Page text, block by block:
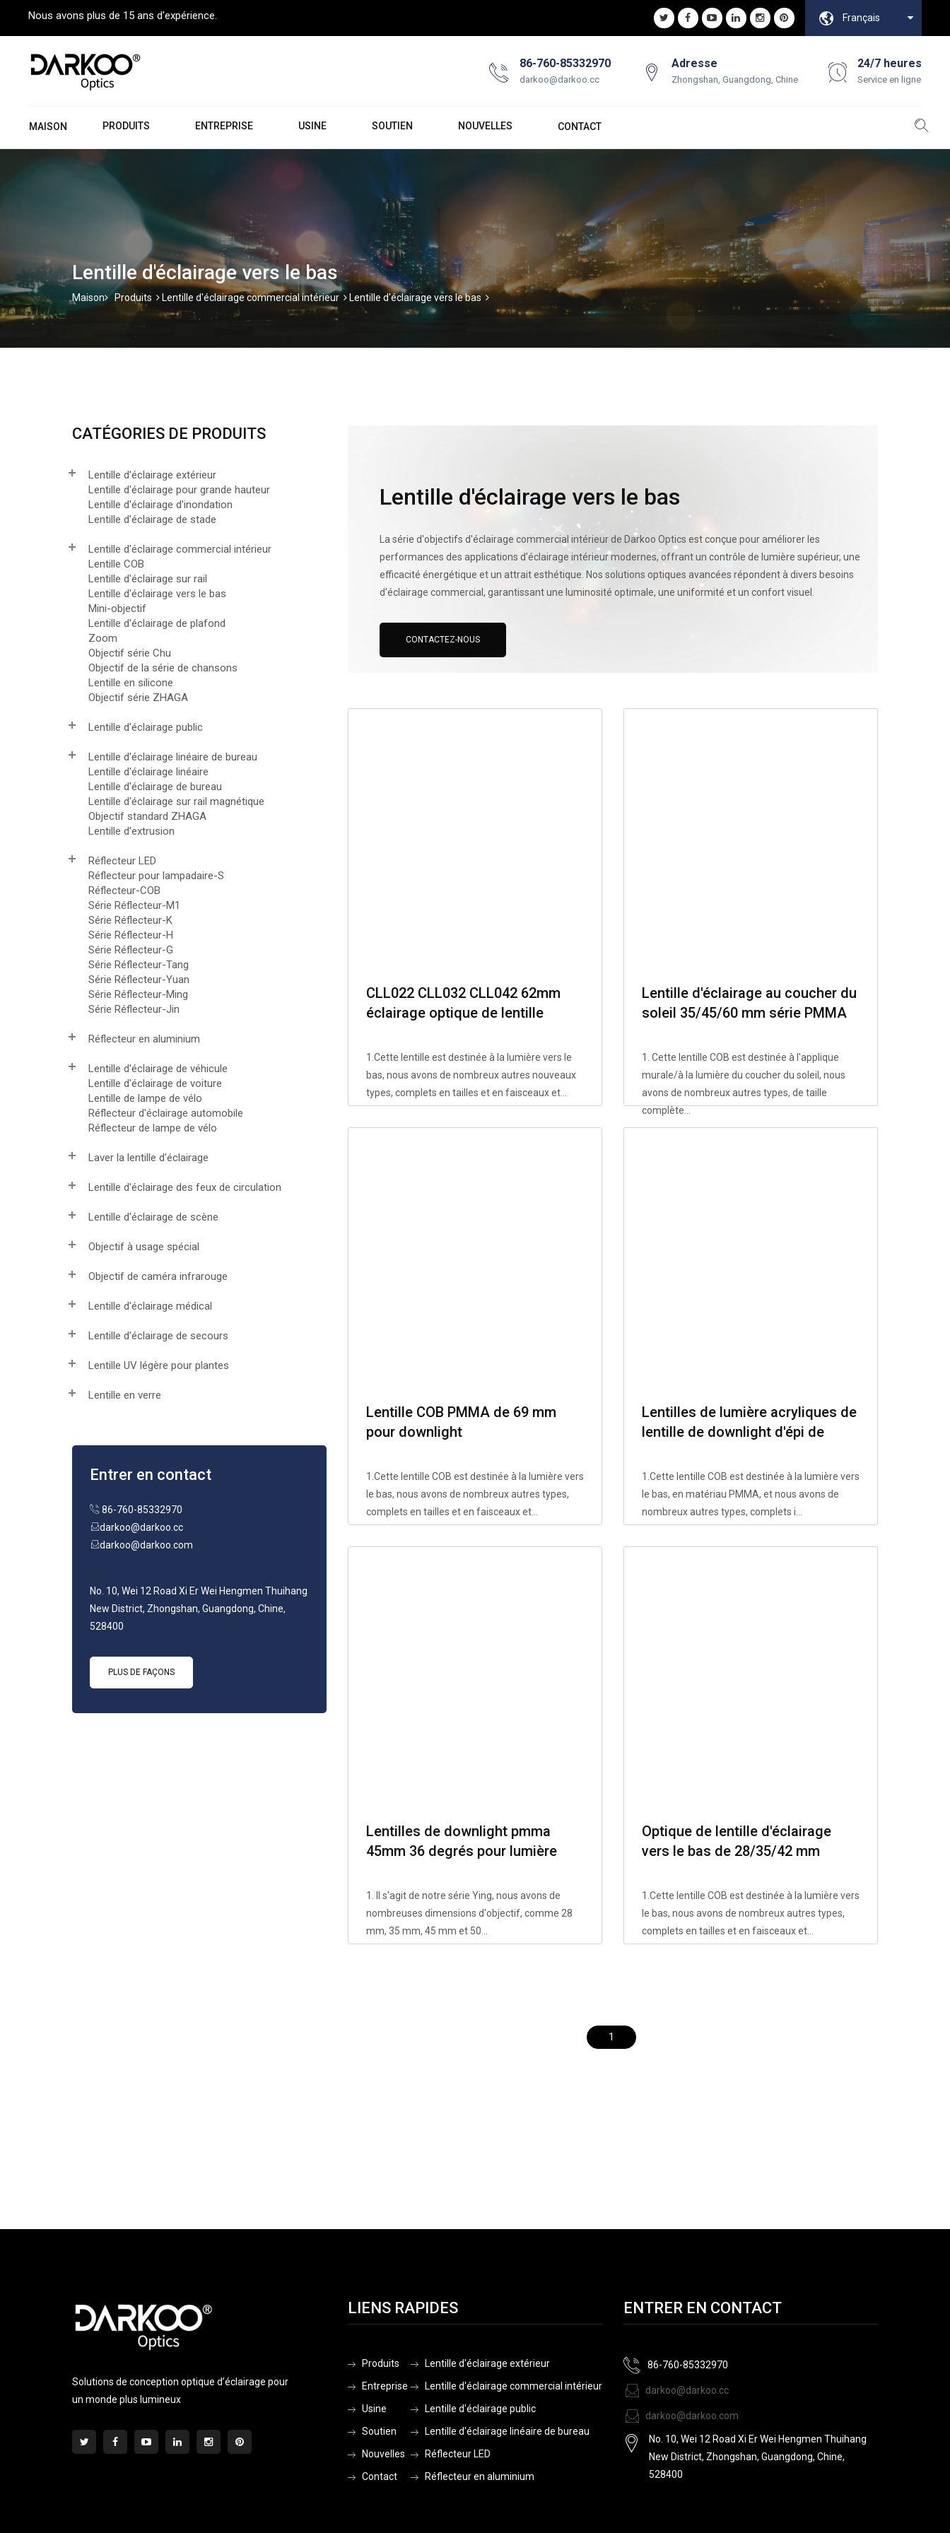
Nous avons plus de 15 ans d'expérience. Français
86-760-85332970
darkoo@darkoo.cc
Adresse
Zhongshan, Guangdong, Chine
24/7 heures
Service en ligne
MAISON PRODUITS ENTREPRISE USINE SOUTIEN NOUVELLES CONTACT
Lentille d'éclairage vers le bas
Maison Produits Lentille d'éclairage commercial intérieur Lentille d'éclairage vers le bas
CATÉGORIES DE PRODUITS
Lentille d'éclairage extérieur
Lentille d'éclairage pour grande hauteur
Lentille d'éclairage d'inondation
Lentille d'éclairage de stade
Lentille d'éclairage commercial intérieur
Lentille COB
Lentille d'éclairage sur rail
Lentille d'éclairage vers le bas
Mini-objectif
Lentille d'éclairage de plafond
Zoom
Objectif série Chu
Objectif de la série de chansons
Lentille en silicone
Objectif série ZHAGA
Lentille d'éclairage public
Lentille d'éclairage linéaire de bureau
Lentille d'éclairage linéaire
Lentille d'éclairage de bureau
Lentille d'éclairage sur rail magnétique
Objectif standard ZHAGA
Lentille d'extrusion
Réflecteur LED
Réflecteur pour lampadaire-S
Réflecteur-COB
Série Réflecteur-M1
Série Réflecteur-K
Série Réflecteur-H
Série Réflecteur-G
Série Réflecteur-Tang
Série Réflecteur-Yuan
Série Réflecteur-Ming
Série Réflecteur-Jin
Réflecteur en aluminium
Lentille d'éclairage de véhicule
Lentille d'éclairage de voiture
Lentille de lampe de vélo
Réflecteur d'éclairage automobile
Réflecteur de lampe de vélo
Laver la lentille d'éclairage
Lentille d'éclairage des feux de circulation
Lentille d'éclairage de scène
Objectif à usage spécial
Objectif de caméra infrarouge
Lentille d'éclairage médical
Lentille d'éclairage de secours
Lentille UV légère pour plantes
Lentille en verre
Entrer en contact
86-760-85332970
darkoo@darkoo.cc
darkoo@darkoo.com
No. 10, Wei 12 Road Xi Er Wei Hengmen Thuihang
New District, Zhongshan, Guangdong, Chine,
528400
PLUS DE FAÇONS
Lentille d'éclairage vers le bas
La série d'objectifs d'éclairage commercial intérieur de Darkoo Optics est conçue pour améliorer les
performances des applications d'éclairage intérieur modernes, offrant un contrôle de lumière supérieur, une
efficacité énergétique et un attrait esthétique. Nos solutions optiques avancées répondent à divers besoins
d'éclairage commercial, garantissant une luminosité optimale, une uniformité et un confort visuel.
CONTACTEZ-NOUS
CLL022 CLL032 CLL042 62mm
éclairage optique de lentille
1.Cette lentille est destinée à la lumière vers le
bas, nous avons de nombreux autres nouveaux
types, complets en tailles et en faisceaux et...
Lentille d'éclairage au coucher du
soleil 35/45/60 mm série PMMA
1. Cette lentille COB est destinée à l'applique
murale/à la lumière du coucher du soleil, nous
avons de nombreux autres types, de taille
complète...
Lentille COB PMMA de 69 mm
pour downlight
1.Cette lentille COB est destinée à la lumière vers
le bas, nous avons de nombreux autres types,
complets en tailles et en faisceaux et...
Lentilles de lumière acryliques de
lentille de downlight d'épi de
1.Cette lentille COB est destinée à la lumière vers
le bas, en matériau PMMA, et nous avons de
nombreux autres types, complets i...
Lentilles de downlight pmma
45mm 36 degrés pour lumière
1. Il s'agit de notre série Ying, nous avons de
nombreuses dimensions d'objectif, comme 28
mm, 35 mm, 45 mm et 50...
Optique de lentille d'éclairage
vers le bas de 28/35/42 mm
1.Cette lentille COB est destinée à la lumière vers
le bas, nous avons de nombreux autres types,
complets en tailles et en faisceaux et...
1
Solutions de conception optique d’éclairage pour
un monde plus lumineux
LIENS RAPIDES
Produits
Entreprise
Usine
Soutien
Nouvelles
Contact
Lentille d'éclairage extérieur
Lentille d'éclairage commercial intérieur
Lentille d'éclairage public
Lentille d'éclairage linéaire de bureau
Réflecteur LED
Réflecteur en aluminium
ENTRER EN CONTACT
86-760-85332970
darkoo@darkoo.cc
darkoo@darkoo.com
No. 10, Wei 12 Road Xi Er Wei Hengmen Thuihang
New District, Zhongshan, Guangdong, Chine,
528400